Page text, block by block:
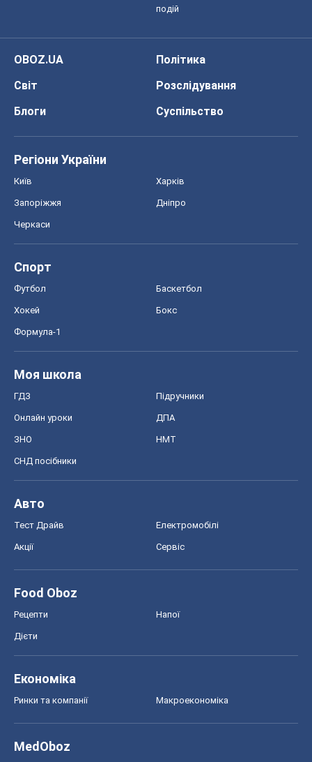
подій
OBOZ.UA
Політика
Світ
Розслідування
Блоги
Суспільство
Регіони України
Київ Харків
Запоріжжя Дніпро
Черкаси
Спорт
Футбол Баскетбол
Хокей Бокс
Формула-1
Моя школа
ГДЗ Підручники
Онлайн уроки ДПА
ЗНО НМТ
СНД посібники
Авто
Тест Драйв Електромобілі
Акції Сервіс
Food Oboz
Рецепти Напої
Дієти
Економіка
Ринки та компанії Макроекономіка
MedOboz